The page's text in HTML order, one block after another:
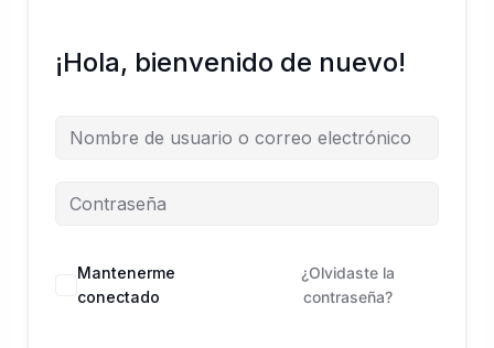
¡Hola, bienvenido de nuevo!
Mantenerme
conectado
¿Olvidaste la
contraseña?